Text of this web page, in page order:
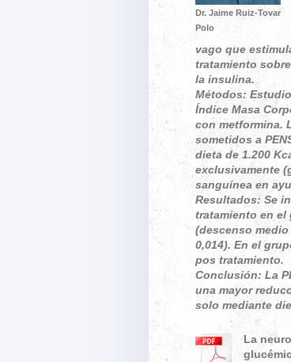
Dr. Jaime Ruiz-Tovar
Polo
vago que
tratamiento
la insulina.
Métodos:
Índice Masa
con metformina.
sometidos a
dieta de 1.200
exclusivamente
sanguínea en
Resultados: Se
tratamiento en el
(descenso medio
0,014). En el
pos tratamiento.
Conclusión: La
una mayor
solo mediante
La